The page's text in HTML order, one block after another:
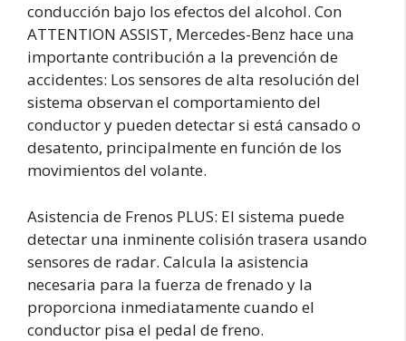
conducción bajo los efectos del alcohol. Con
ATTENTION ASSIST, Mercedes-Benz hace una
importante contribución a la prevención de
accidentes: Los sensores de alta resolución del
sistema observan el comportamiento del
conductor y pueden detectar si está cansado o
desatento, principalmente en función de los
movimientos del volante.
Asistencia de Frenos PLUS: El sistema puede
detectar una inminente colisión trasera usando
sensores de radar. Calcula la asistencia
necesaria para la fuerza de frenado y la
proporciona inmediatamente cuando el
conductor pisa el pedal de freno.